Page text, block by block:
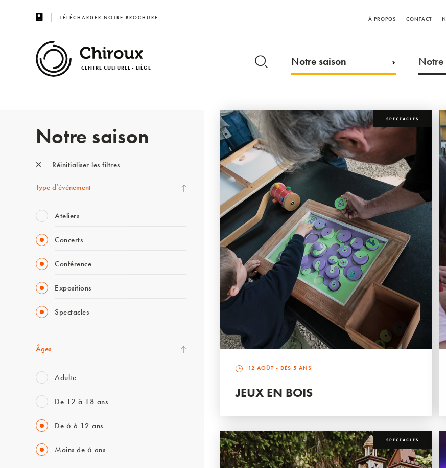
TÉLÉCHARGER NOTRE BROCHURE À PROPOS CONTACT
CENTRE CULTUREL - LIÈGE Notre saison Notre
Notre saison
Réinitialiser les filtres
Type d’événement
Ateliers
Concerts
Conférence
Expositions
Spectacles
Âges
Adulte
De 12 à 18 ans
De 6 à 12 ans
Moins de 6 ans
SPECTACLES
12 AOÛT - DÈS 5 ANS
JEUX EN BOIS
SPECTACLES